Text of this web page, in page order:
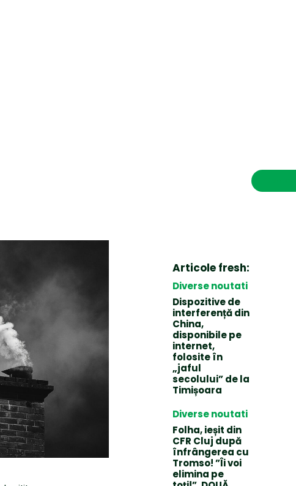
Articole fresh:
Diverse noutati
Dispozitive de
interferență din
China,
disponibile pe
internet,
folosite în
„jaful
secolului” de la
Timișoara
Diverse noutati
Folha, ieșit din
CFR Cluj după
înfrângerea cu
Tromso! ”Îi voi
elimina pe